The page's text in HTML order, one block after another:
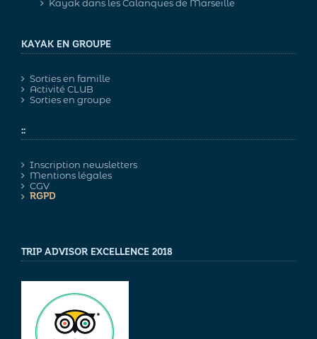
Kayak dans les Calanques de Marseille
KAYAK EN GROUPE
Sorties en famille
Activité CLUB
Sorties en groupe
::
Inscription newsletters
Mentions légales
CGV
RGPD
TRIP ADVISOR EXCELLENCE 2018